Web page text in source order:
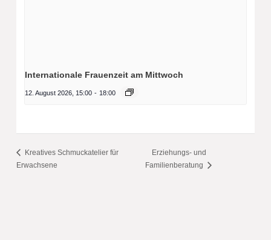
Internationale Frauenzeit am Mittwoch
12. August 2026, 15:00 - 18:00
Kreatives Schmuckatelier für
Erwachsene
Erziehungs- und
Familienberatung